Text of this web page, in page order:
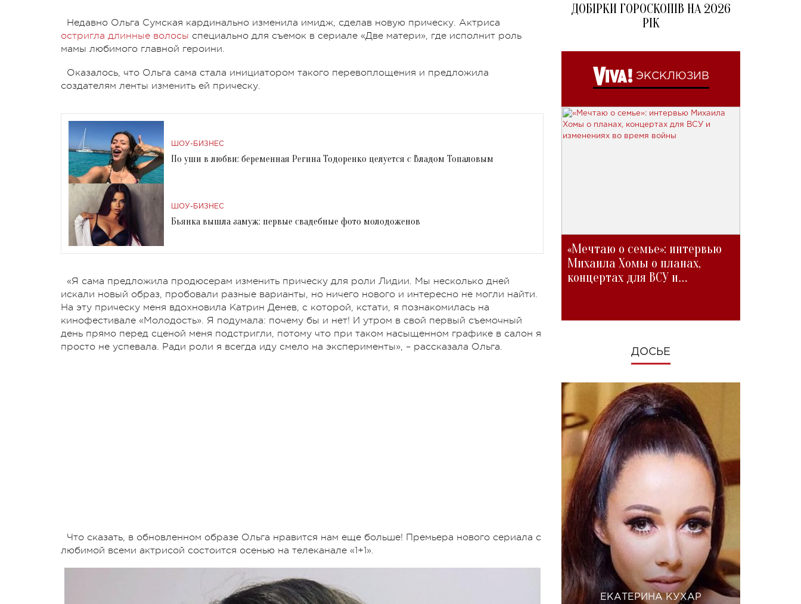
Недавно Ольга Сумская кардинально изменила имидж, сделав новую прическу. Актриса
остригла длинные волосы специально для съемок в сериале «Две матери», где исполнит роль
мамы любимого главной героини.
Оказалось, что Ольга сама стала инициатором такого перевоплощения и предложила
создателям ленты изменить ей прическу.
ШОУ-БИЗНЕС
По уши в любви: беременная Регина Тодоренко целуется с Владом Топаловым
ШОУ-БИЗНЕС
Бьянка вышла замуж: первые свадебные фото молодоженов
«Я сама предложила продюсерам изменить прическу для роли Лидии. Мы несколько дней
искали новый образ, пробовали разные варианты, но ничего нового и интересно не могли найти.
На эту прическу меня вдохновила Катрин Денев, с которой, кстати, я познакомилась на
кинофестивале «Молодость». Я подумала: почему бы и нет! И утром в свой первый съемочный
день прямо перед сценой меня подстригли, потому что при таком насыщенном графике в салон я
просто не успевала. Ради роли я всегда иду смело на эксперименты», – рассказала Ольга.
Что сказать, в обновленном образе Ольга нравится нам еще больше! Премьера нового сериала с
любимой всеми актрисой состоится осенью на телеканале «1+1».
ДОБІРКИ ГОРОСКОПІВ НА 2026
РІК
ЭКСКЛЮЗИВ
«Мечтаю о семье»: интервью
Михаила Хомы о планах,
концертах для ВСУ и
ДОСЬЕ
ЕКАТЕРИНА КУХАР